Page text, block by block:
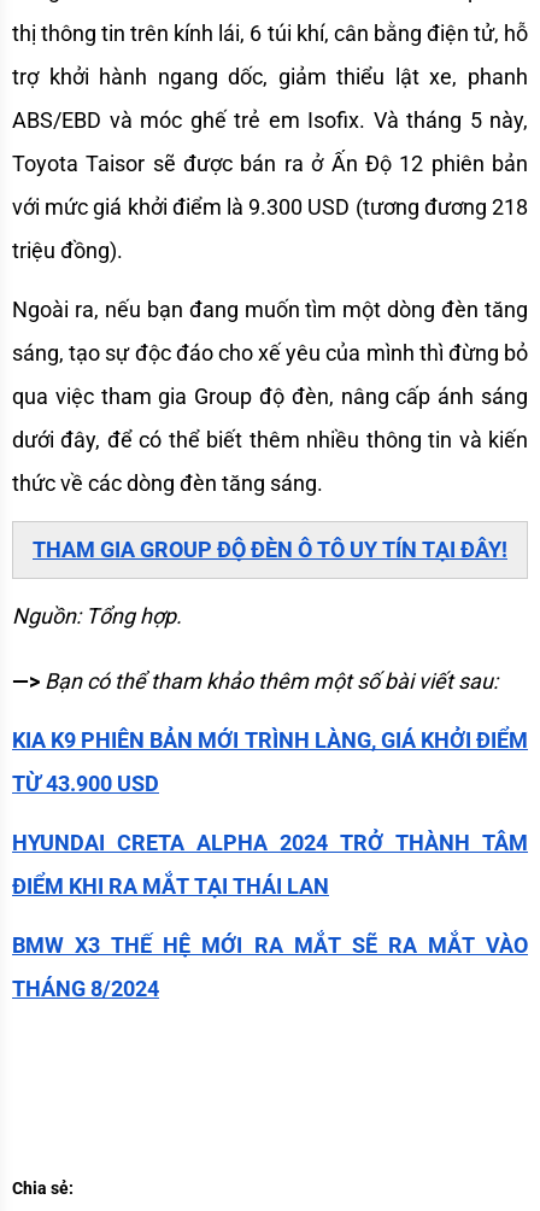
thị thông tin trên kính lái, 6 túi khí, cân bằng điện tử, hỗ
trợ khởi hành ngang dốc, giảm thiểu lật xe, phanh
ABS/EBD và móc ghế trẻ em Isofix. Và tháng 5 này,
Toyota Taisor sẽ được bán ra ở Ấn Độ 12 phiên bản
với mức giá khởi điểm là 9.300 USD (tương đương 218
triệu đồng).
Ngoài ra, nếu bạn đang muốn tìm một dòng đèn tăng
sáng, tạo sự độc đáo cho xế yêu của mình thì đừng bỏ
qua việc tham gia Group độ đèn, nâng cấp ánh sáng
dưới đây, để có thể biết thêm nhiều thông tin và kiến
thức về các dòng đèn tăng sáng.
THAM GIA GROUP ĐỘ ĐÈN Ô TÔ UY TÍN TẠI ĐÂY!
Nguồn: Tổng hợp.
—> Bạn có thể tham khảo thêm một số bài viết sau:
KIA K9 PHIÊN BẢN MỚI TRÌNH LÀNG, GIÁ KHỞI ĐIỂM
TỪ 43.900 USD
HYUNDAI CRETA ALPHA 2024 TRỞ THÀNH TÂM
ĐIỂM KHI RA MẮT TẠI THÁI LAN
BMW X3 THẾ HỆ MỚI RA MẮT SẼ RA MẮT VÀO
THÁNG 8/2024
Chia sẻ: